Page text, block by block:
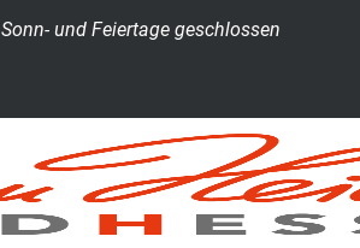
Sonn- und Feiertage geschlossen